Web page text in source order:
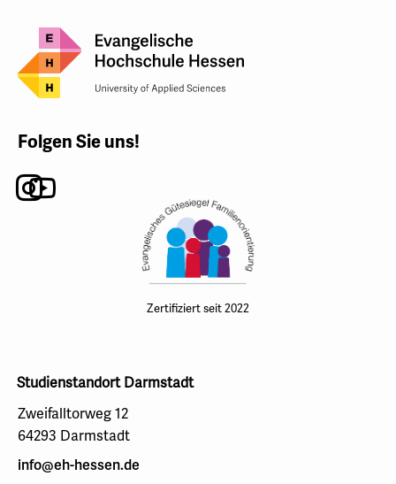
Folgen Sie uns!
Instagram
Youtube
Zertifiziert seit 2022
Studienstandort Darmstadt
Zweifalltorweg 12
64293 Darmstadt
info@eh-hessen.de